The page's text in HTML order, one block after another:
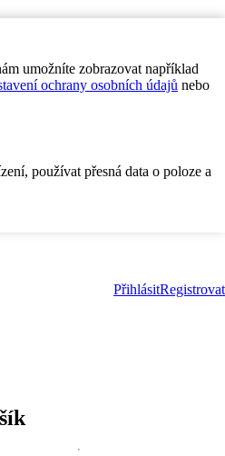
umožníte zobrazovat například
ochrany osobních údajů nebo
používat přesná data o poloze a
PřihlásitRegistrovat